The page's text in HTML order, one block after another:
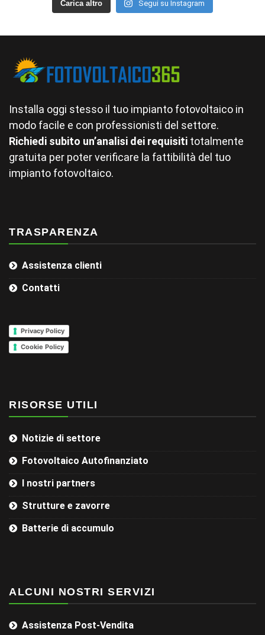
Carica altro Segui su Instagram
Installa oggi stesso il tuo impianto fotovoltaico in
modo facile e con professionisti del settore.
Richiedi subito un’analisi dei requisiti totalmente
gratuita per poter verificare la fattibilità del tuo
impianto fotovoltaico.
TRASPARENZA
Assistenza clienti
Contatti
Privacy Policy
Cookie Policy
RISORSE UTILI
Notizie di settore
Fotovoltaico Autofinanziato
I nostri partners
Strutture e zavorre
Batterie di accumulo
ALCUNI NOSTRI SERVIZI
Assistenza Post-Vendita